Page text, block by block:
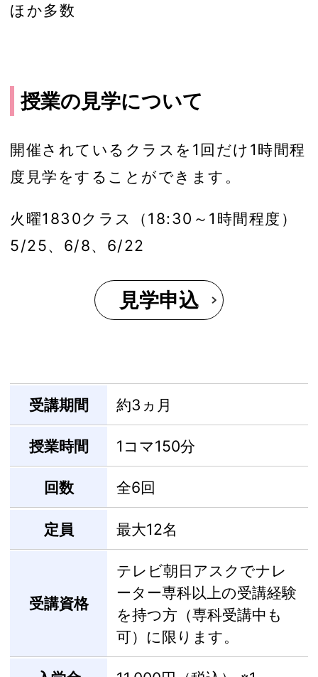
ほか多数
授業の見学について
開催されているクラスを1回だけ1時間程
度見学をすることができます。
火曜1830クラス（18:30～1時間程度）
5/25、6/8、6/22
見学申込
受講期間 約3ヵ月
授業時間 1コマ150分
回数 全6回
定員 最大12名
受講資格
テレビ朝日アスクでナレ
ーター専科以上の受講経験
を持つ方（専科受講中も
可）に限ります。